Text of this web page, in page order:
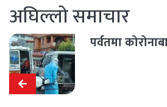
अघिल्लो समाचार
पर्वतमा